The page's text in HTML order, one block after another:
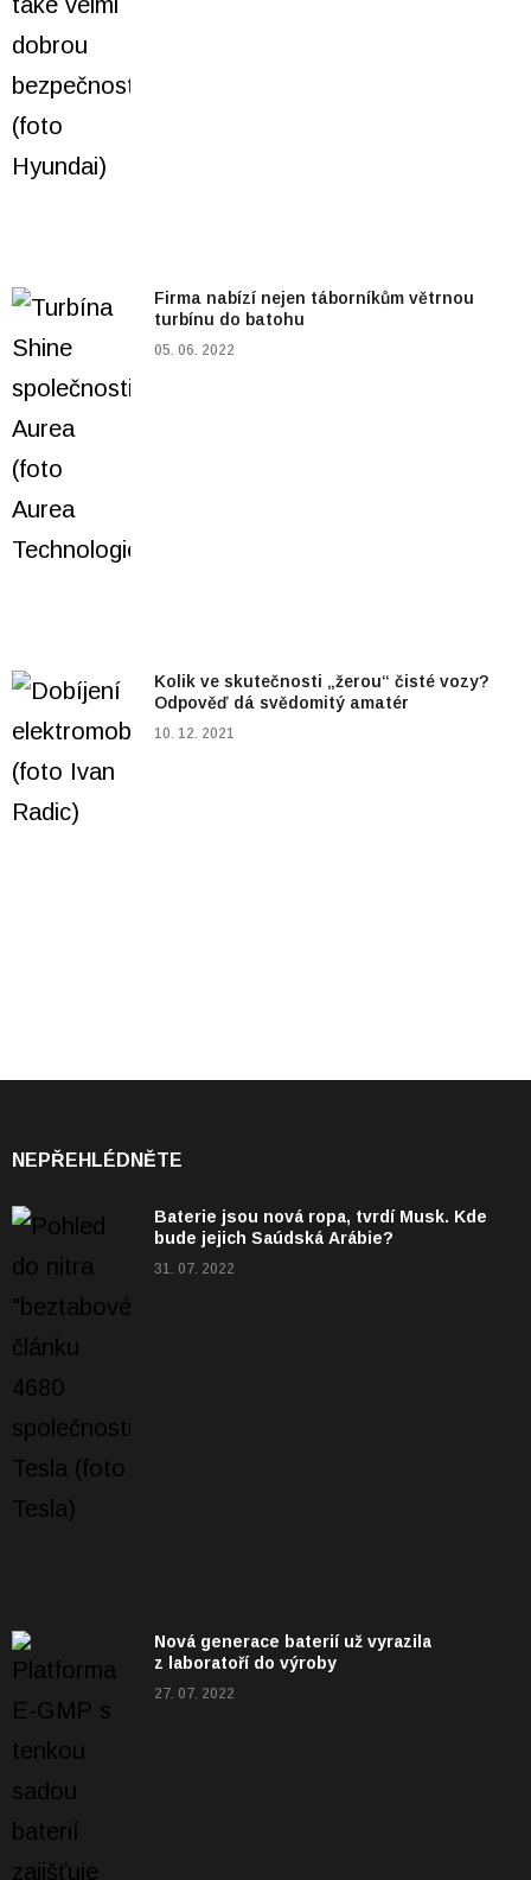
Firma nabízí nejen táborníkům větrnou
turbínu do batohu
05. 06. 2022
Kolik ve skutečnosti „žerou“ čisté vozy?
Odpověď dá svědomitý amatér
10. 12. 2021
NEPŘEHLÉDNĚTE
Baterie jsou nová ropa, tvrdí Musk. Kde
bude jejich Saúdská Arábie?
31. 07. 2022
Nová generace baterií už vyrazila
z laboratoří do výroby
27. 07. 2022